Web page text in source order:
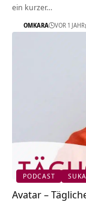
ein kurzer…
OMKARA VOR 1 JAHR
PODCAST
Avatar –